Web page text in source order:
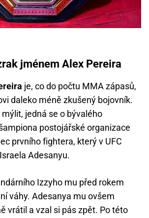
jménem Alex Pereira
je, co do počtu MMA zápasů,
daleko méně zkušený bojovník.
jedná se o bývalého
postojářské organizace
prvního fightera, který v UFC
Adesanyu.
Izzyho mu před rokem
váhy. Adesanya mu ovšem
vrátil a vzal si pás zpět. Po této